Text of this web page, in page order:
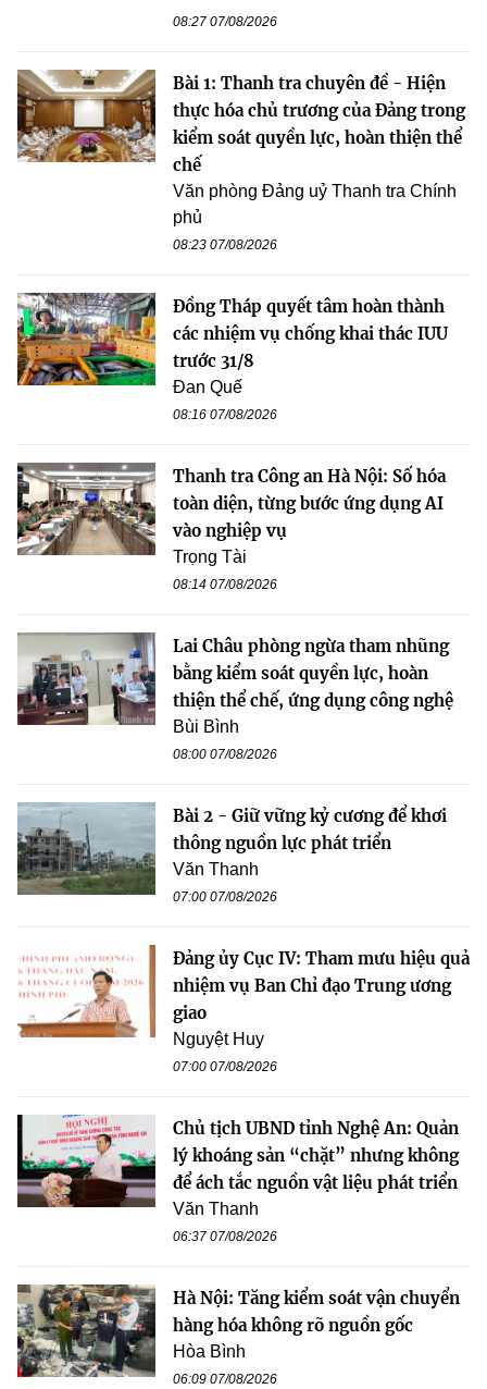
08:27 07/08/2026
Bài 1: Thanh tra chuyên đề - Hiện
thực hóa chủ trương của Đảng trong
kiểm soát quyền lực, hoàn thiện thể
chế
Văn phòng Đảng uỷ Thanh tra Chính
phủ
08:23 07/08/2026
Đồng Tháp quyết tâm hoàn thành
các nhiệm vụ chống khai thác IUU
trước 31/8
Đan Quế
08:16 07/08/2026
Thanh tra Công an Hà Nội: Số hóa
toàn diện, từng bước ứng dụng AI
vào nghiệp vụ
Trọng Tài
08:14 07/08/2026
Lai Châu phòng ngừa tham nhũng
bằng kiểm soát quyền lực, hoàn
thiện thể chế, ứng dụng công nghệ
Bùi Bình
08:00 07/08/2026
Bài 2 - Giữ vững kỷ cương để khơi
thông nguồn lực phát triển
Văn Thanh
07:00 07/08/2026
Đảng ủy Cục IV: Tham mưu hiệu quả
nhiệm vụ Ban Chỉ đạo Trung ương
giao
Nguyệt Huy
07:00 07/08/2026
Chủ tịch UBND tỉnh Nghệ An: Quản
lý khoáng sản “chặt” nhưng không
để ách tắc nguồn vật liệu phát triển
Văn Thanh
06:37 07/08/2026
Hà Nội: Tăng kiểm soát vận chuyển
hàng hóa không rõ nguồn gốc
Hòa Bình
06:09 07/08/2026